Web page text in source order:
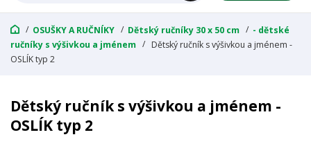
OSUŠKY A RUČNÍKY Dětský ručníky 30 x 50 cm
- dětské
ručníky s výšivkou a jménem
Dětský ručník s výšivkou a jménem -
OSLÍK typ 2
Dětský ručník s výšivkou a jménem -
OSLÍK typ 2